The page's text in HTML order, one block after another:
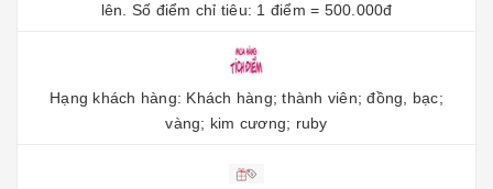
lên. Số điểm chỉ tiêu: 1 điểm = 500.000đ
Hạng khách hàng: Khách hàng; thành viên; đồng, bạc;
vàng; kim cương; ruby